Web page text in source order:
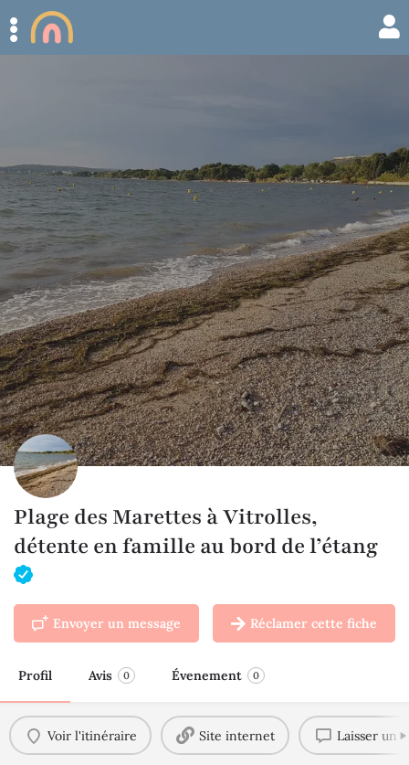
Plage des Marettes à Vitrolles,
détente en famille au bord de l’étang
Envoyer un message Réclamer cette fiche
Profil Avis 0 Évenement 0
Voir l'itinéraire Site internet Laisser un